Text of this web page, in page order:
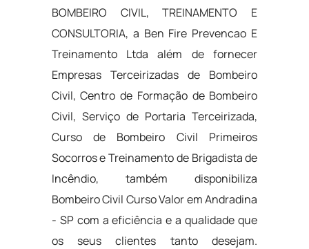
BOMBEIRO CIVIL, TREINAMENTO E
CONSULTORIA, a Ben Fire Prevencao E
Treinamento Ltda além de fornecer
Empresas Terceirizadas de Bombeiro
Civil, Centro de Formação de Bombeiro
Civil, Serviço de Portaria Terceirizada,
Curso de Bombeiro Civil Primeiros
Socorros e Treinamento de Brigadista de
Incêndio, também disponibiliza
Bombeiro Civil Curso Valor em Andradina
- SP com a eficiência e a qualidade que
os seus clientes tanto desejam.